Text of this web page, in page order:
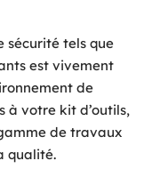
sécurité tels que
est vivement
de
à votre kit d’outils,
de travaux
qualité.